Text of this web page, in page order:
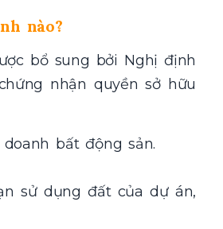
nào?
bổ sung bởi Nghị định
nhận quyền sở hữu
bất động sản.
sử dụng đất của dự án,